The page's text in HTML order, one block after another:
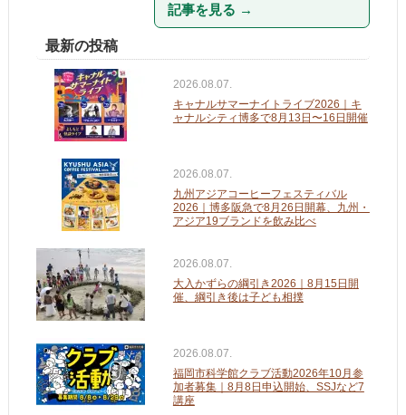
記事を見る →
最新の投稿
2026.08.07.
キャナルサマーナイトライブ2026｜キ
ャナルシティ博多で8月13日〜16日開催
2026.08.07.
九州アジアコーヒーフェスティバル
2026｜博多阪急で8月26日開幕、九州・
アジア19ブランドを飲み比べ
2026.08.07.
大入かずらの綱引き2026｜8月15日開
催、綱引き後は子ども相撲
2026.08.07.
福岡市科学館クラブ活動2026年10月参
加者募集｜8月8日申込開始、SSJなど7
講座